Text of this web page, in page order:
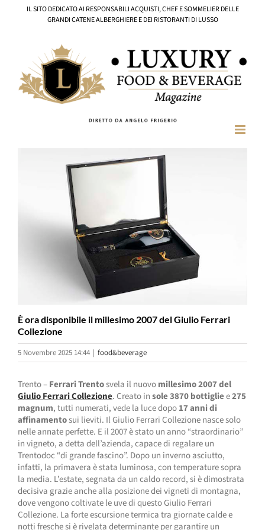
IL SITO DEDICATO AI RESPONSABILI ACQUISTI, CHEF E SOMMELIER DELLE
GRANDI CATENE ALBERGHIERE E DEI RISTORANTI DI LUSSO
È ora disponibile il millesimo 2007 del Giulio Ferrari
Collezione
5 Novembre 2025 14:44 | food&beverage
Trento –Ferrari Trentosvela il nuovomillesimo 2007 del
Giulio Ferrari Collezione. Creato insole 3870 bottigliee275
magnum, tutti numerati, vede la luce dopo17 anni di
affinamentosui lieviti. Il Giulio Ferrari Collezione nasce solo
nelle annate perfette. E il 2007 è stato un anno “straordinario”
in vigneto, a detta dell’azienda, capace di regalare un
Trentodoc “di grande fascino”. Dopo un inverno asciutto,
infatti, la primavera è stata luminosa, con temperature sopra
la media. L’estate, segnata da un caldo record, si è dimostrata
decisiva grazie anche alla posizione dei vigneti di montagna,
dove vengono coltivate le uve di questo Giulio Ferrari
Collezione. La forte escursione termica tra giornate calde e
notti fresche si è rivelata determinante per garantire un